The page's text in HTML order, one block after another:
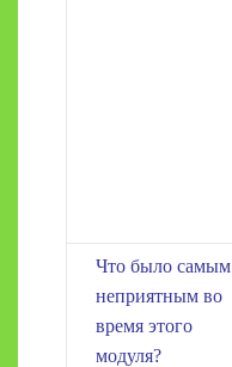
Что было самым
неприятным во
время этого
модуля?